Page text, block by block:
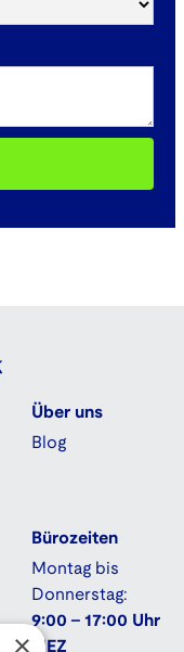
Über uns
Blog
Bürozeiten
Montag bis
Donnerstag:
9:00 - 17:00 Uhr
MEZ